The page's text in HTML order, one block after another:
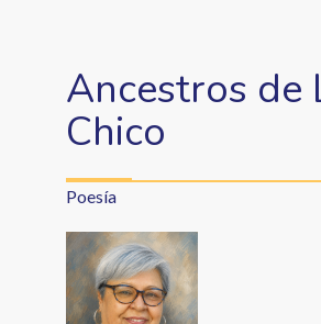
Ancestros de
Chico
Poesía